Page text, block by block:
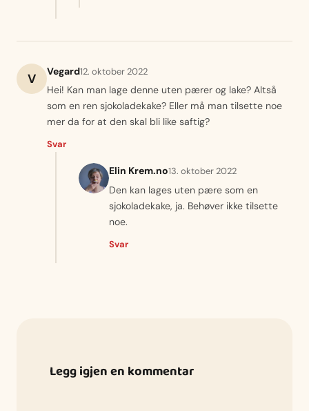
V Vegard12. oktober 2022
Hei! Kan man lage denne uten pærer og lake? Altså
som en ren sjokoladekake? Eller må man tilsette noe
mer da for at den skal bli like saftig?
Svar
Elin Krem.no13. oktober 2022
Den kan lages uten pære som en
sjokoladekake, ja. Behøver ikke tilsette
noe.
Svar
Legg igjen en kommentar